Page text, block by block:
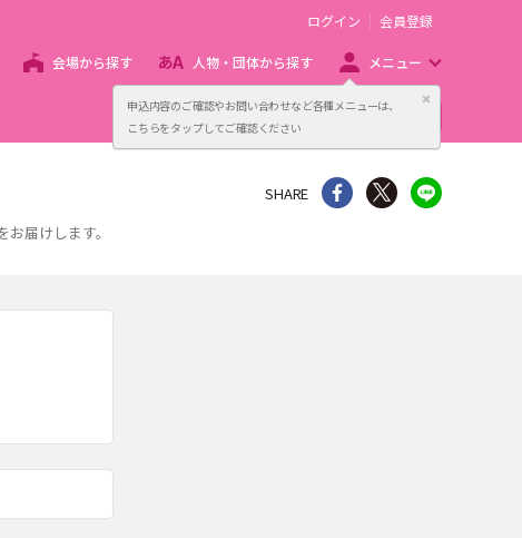
申込内容のご確認やお問い合わせなど各種メニューは、
こちらをタップしてご確認ください
閉じる
ログイン 会員登録
会場から探す 人物・団体から探す メニュー
主催者向け販売サービス
届けします。
SHARE シェア Twitter